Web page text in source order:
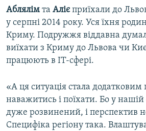
Аблялім та Алієприїхали до
у серпні 2014 року. Уся їхня
Криму. Подружжя віддавна
виїхати з Криму до Львова чи
працюють в ІТ-сфері.
«А ця ситуація стала
наважитись і поїхати. Бо у
дуже розвинений, і перспектив
Специфіка регіону така.